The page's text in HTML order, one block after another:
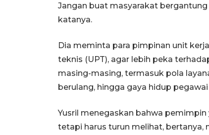
Jangan buat masyarakat
katanya.
Dia meminta para pimpinan unit
teknis (UPT), agar lebih peka
masing-masing, termasuk pola
berulang, hingga gaya hidup
Yusril menegaskan bahwa
tetapi harus turun melihat, bertanya,